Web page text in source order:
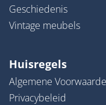
Geschiedenis
Vintage meubels
Huisregels
Algemene
Privacybeleid